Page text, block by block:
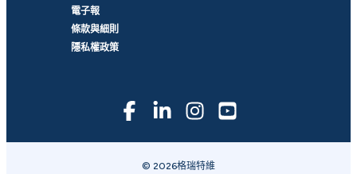
電子報
條款與細則
隱私權政策
© 2026格瑞特維